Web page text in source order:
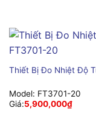
Thiết Bị Đo Nhiệt Độ
Model: FT3701-20
Giá:5,900,000₫